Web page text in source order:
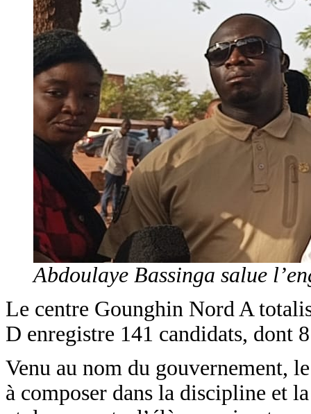
Abdoulaye Bassinga salue
Le centre Gounghin Nord A
D enregistre 141 candidats, dont
Venu au nom du gouvernement,
à composer dans la discipline et